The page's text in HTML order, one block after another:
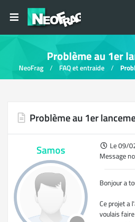
Problème au 1er
NeoFrag FAQ et entraide
Problème au 1er
Samos
Le 09/
Message
Bonjour a
Ce projet a
voulais